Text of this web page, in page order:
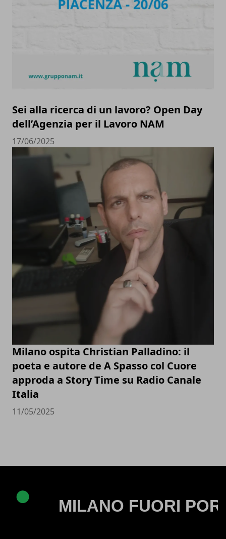
Sei alla ricerca di un lavoro? Open Day
dell’Agenzia per il Lavoro NAM
17/06/2025
Milano ospita Christian Palladino: il
poeta e autore de A Spasso col Cuore
approda a Story Time su Radio Canale
Italia
11/05/2025